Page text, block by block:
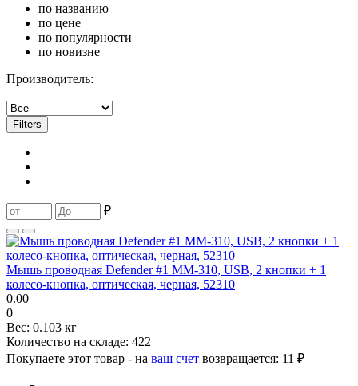
по названию
по цене
по популярности
по новизне
Производитель:
Filters
₽
Мышь проводная Defender #1 MM-310, USB, 2 кнопки + 1
колесо-кнопка, оптическая, черная, 52310
0.00
0
Вес: 0.103 кг
Количество на складе: 422
Покупаете этот товар - на ваш счет возвращается: 11 ₽